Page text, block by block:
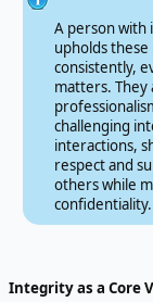
A person with
upholds
consistently,
matters. They
challenging
interactions,
respect and
others while
confidentiality.
Integrity as a Core